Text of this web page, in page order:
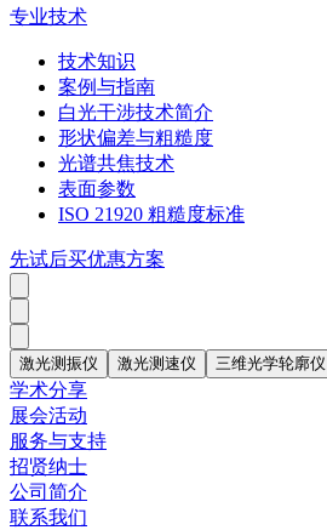
专业技术
技术知识
案例与指南
白光干涉技术简介
形状偏差与粗糙度
光谱共焦技术
表面参数
ISO 21920 粗糙度标准
先试后买优惠方案
激光测振仪 激光测速仪 三维光学轮廓仪
学术分享
展会活动
服务与支持
招贤纳士
公司简介
联系我们